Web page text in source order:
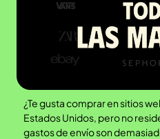
¿Te gusta comprar en sitios
Estados Unidos, pero no
gastos de envío son